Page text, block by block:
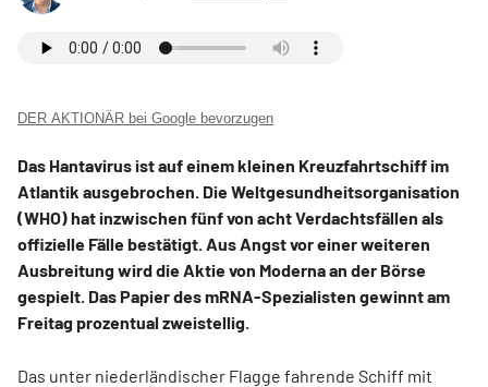
DER AKTIONÄR bei Google bevorzugen
Das Hantavirus ist auf einem kleinen Kreuzfahrtschiff im
Atlantik ausgebrochen. Die Weltgesundheitsorganisation
(WHO) hat inzwischen fünf von acht Verdachtsfällen als
offizielle Fälle bestätigt. Aus Angst vor einer weiteren
Ausbreitung wird die Aktie von Moderna an der Börse
gespielt. Das Papier des mRNA-Spezialisten gewinnt am
Freitag prozentual zweistellig.
Das unter niederländischer Flagge fahrende Schiff mit